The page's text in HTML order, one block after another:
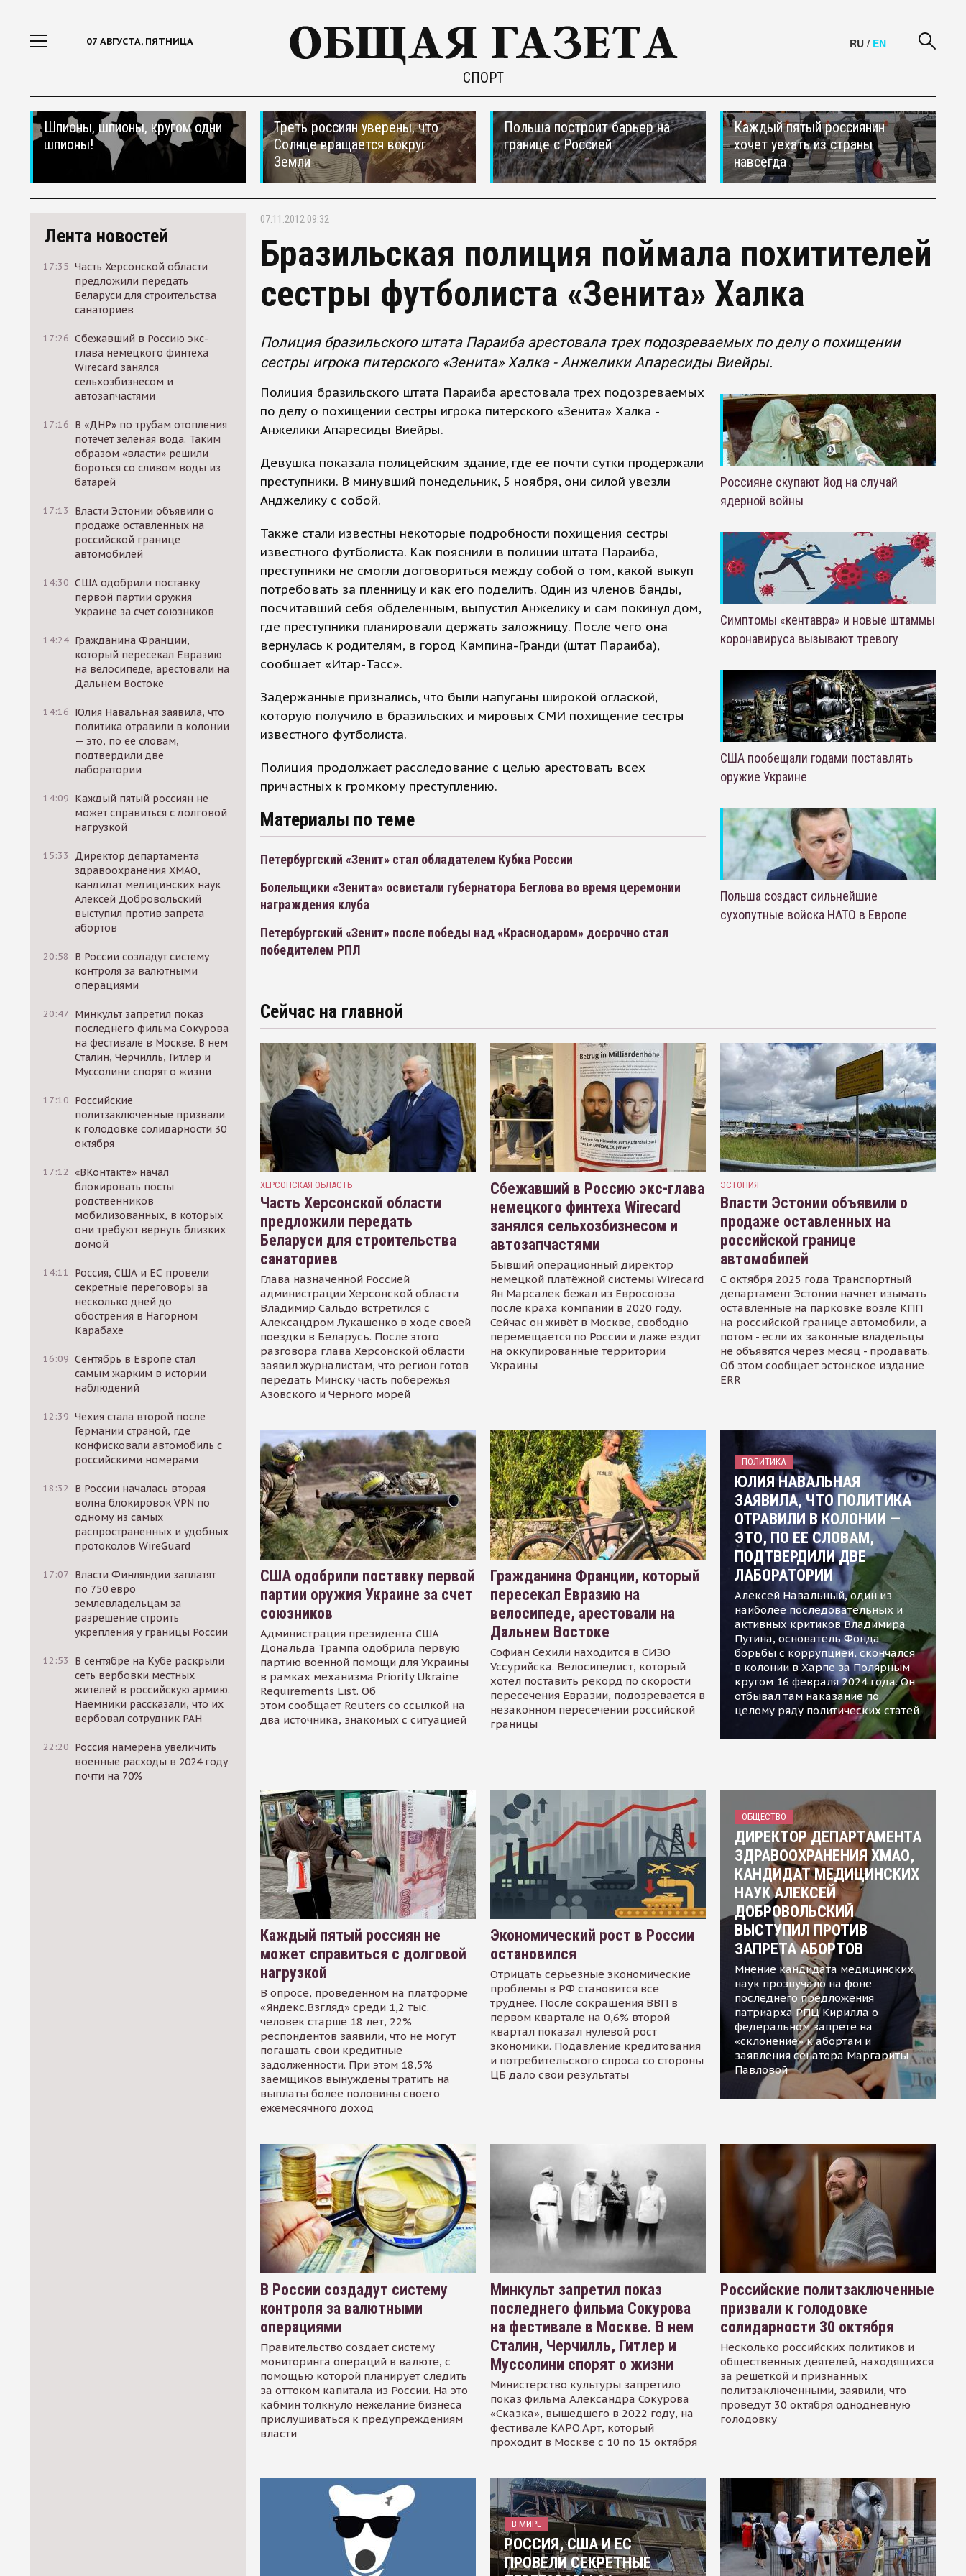
07 АВГУСТА, ПЯТНИЦА
СПОРТ
RU / EN
Шпионы, шпионы, кругом одни
шпионы!
Треть россиян уверены, что
Солнце вращается вокруг
Земли
Польша построит барьер на
границе с Россией
Каждый пятый россиянин
хочет уехать из страны
навсегда
Лента новостей
17:35 Часть Херсонской области
предложили передать
Беларуси для строительства
санаториев
17:26 Сбежавший в Россию экс-
глава немецкого финтеха
Wirecard занялся
сельхозбизнесом и
автозапчастями
17:16 В «ДНР» по трубам отопления
потечет зеленая вода. Таким
образом «власти» решили
бороться со сливом воды из
батарей
17:13
Власти Эстонии объявили о
продаже оставленных на
российской границе
автомобилей
14:30 США одобрили поставку
первой партии оружия
Украине за счет союзников
14:24 Гражданина Франции,
который пересекал Евразию
на велосипеде, арестовали на
Дальнем Востоке
14:16 Юлия Навальная заявила, что
политика отравили в колонии
— это, по ее словам,
подтвердили две
лаборатории
14:09 Каждый пятый россиян не
может справиться с долговой
нагрузкой
15:33
Директор департамента
здравоохранения ХМАО,
кандидат медицинских наук
Алексей Добровольский
выступил против запрета
абортов
20:58
В России создадут систему
контроля за валютными
операциями
20:47 Минкульт запретил показ
последнего фильма Сокурова
на фестивале в Москве. В нем
Сталин, Черчилль, Гитлер и
Муссолини спорят о жизни
17:10 Российские
политзаключенные призвали
к голодовке солидарности 30
октября
17:12 «ВКонтакте» начал
блокировать посты
родственников
мобилизованных, в которых
они требуют вернуть близких
домой
14:11
Россия, США и ЕС провели
секретные переговоры за
несколько дней до
обострения в Нагорном
Карабахе
16:09 Сентябрь в Европе стал
самым жарким в истории
наблюдений
12:39 Чехия стала второй после
Германии страной, где
конфисковали автомобиль с
российскими номерами
18:32
В России началась вторая
волна блокировок VPN по
одному из самых
распространенных и удобных
протоколов WireGuard
17:07 Власти Финляндии заплатят
по 750 евро
землевладельцам за
разрешение строить
укрепления у границы России
12:53
В сентябре на Кубе раскрыли
сеть вербовки местных
жителей в российскую армию.
Наемники рассказали, что их
вербовал сотрудник РАН
22:20 Россия намерена увеличить
военные расходы в 2024 году
почти на 70%
07.11.2012 09:32
Бразильская полиция поймала похитителей
сестры футболиста «Зенита» Халка
Полиция бразильского штата Параиба арестовала трех подозреваемых по делу о похищении
сестры игрока питерского «Зенита» Халка - Анжелики Апаресиды Виейры.
Полиция бразильского штата Параиба арестовала трех подозреваемых
по делу о похищении сестры игрока питерского «Зенита» Халка -
Анжелики Апаресиды Виейры.
Девушка показала полицейским здание, где ее почти сутки продержали
преступники. В минувший понедельник, 5 ноября, они силой увезли
Анджелику с собой.
Также стали известны некоторые подробности похищения сестры
известного футболиста. Как пояснили в полиции штата Параиба,
преступники не смогли договориться между собой о том, какой выкуп
потребовать за пленницу и как его поделить. Один из членов банды,
посчитавший себя обделенным, выпустил Анжелику и сам покинул дом,
где преступники планировали держать заложницу. После чего она
вернулась к родителям, в город Кампина-Гранди (штат Параиба),
сообщает «Итар-Тасс».
Задержанные признались, что были напуганы широкой оглаской,
которую получило в бразильских и мировых СМИ похищение сестры
известного футболиста.
Полиция продолжает расследование с целью арестовать всех
причастных к громкому преступлению.
Материалы по теме
Петербургский «Зенит» стал обладателем Кубка России
Болельщики «Зенита» освистали губернатора Беглова во время церемонии
награждения клуба
Петербургский «Зенит» после победы над «Краснодаром» досрочно стал
победителем РПЛ
Россияне скупают йод на случай
ядерной войны
Симптомы «кентавра» и новые штаммы
коронавируса вызывают тревогу
США пообещали годами поставлять
оружие Украине
Польша создаст сильнейшие
сухопутные войска НАТО в Европе
Сейчас на главной
ХЕРСОНСКАЯ ОБЛАСТЬ
Часть Херсонской области
предложили передать
Беларуси для строительства
санаториев
Глава назначенной Россией
администрации Херсонской области
Владимир Сальдо встретился с
Александром Лукашенко в ходе своей
поездки в Беларусь. После этого
разговора глава Херсонской области
заявил журналистам, что регион готов
передать Минску часть побережья
Азовского и Черного морей
Сбежавший в Россию экс-глава
немецкого финтеха Wirecard
занялся сельхозбизнесом и
автозапчастями
Бывший операционный директор
немецкой платёжной системы Wirecard
Ян Марсалек бежал из Евросоюза
после краха компании в 2020 году.
Сейчас он живёт в Москве, свободно
перемещается по России и даже ездит
на оккупированные территории
Украины
ЭСТОНИЯ
Власти Эстонии объявили о
продаже оставленных на
российской границе
автомобилей
С октября 2025 года Транспортный
департамент Эстонии начнет изымать
оставленные на парковке возле КПП
на российской границе автомобили, а
потом - если их законные владельцы
не объявятся через месяц - продавать.
Об этом сообщает эстонское издание
ERR
США одобрили поставку первой
партии оружия Украине за счет
союзников
Администрация президента США
Дональда Трампа одобрила первую
партию военной помощи для Украины
в рамках механизма Priority Ukraine
Requirements List. Об
этом сообщает Reuters со ссылкой на
два источника, знакомых с ситуацией
Гражданина Франции, который
пересекал Евразию на
велосипеде, арестовали на
Дальнем Востоке
Софиан Сехили находится в СИЗО
Уссурийска. Велосипедист, который
хотел поставить рекорд по скорости
пересечения Евразии, подозревается в
незаконном пересечении российской
границы
ПОЛИТИКА
ЮЛИЯ НАВАЛЬНАЯ
ЗАЯВИЛА, ЧТО ПОЛИТИКА
ОТРАВИЛИ В КОЛОНИИ —
ЭТО, ПО ЕЕ СЛОВАМ,
ПОДТВЕРДИЛИ ДВЕ
ЛАБОРАТОРИИ
Алексей Навальный, один из
наиболее последовательных и
активных критиков Владимира
Путина, основатель Фонда
борьбы с коррупцией, скончался
в колонии в Харпе за Полярным
кругом 16 февраля 2024 года. Он
отбывал там наказание по
целому ряду политических статей
Каждый пятый россиян не
может справиться с долговой
нагрузкой
В опросе, проведенном на платформе
«Яндекс.Взгляд» среди 1,2 тыс.
человек старше 18 лет, 22%
респондентов заявили, что не могут
погашать свои кредитные
задолженности. При этом 18,5%
заемщиков вынуждены тратить на
выплаты более половины своего
ежемесячного доход
Экономический рост в России
остановился
Отрицать серьезные экономические
проблемы в РФ становится все
труднее. После сокращения ВВП в
первом квартале на 0,6% второй
квартал показал нулевой рост
экономики. Подавление кредитования
и потребительского спроса со стороны
ЦБ дало свои результаты
ОБЩЕСТВО
ДИРЕКТОР ДЕПАРТАМЕНТА
ЗДРАВООХРАНЕНИЯ ХМАО,
КАНДИДАТ МЕДИЦИНСКИХ
НАУК АЛЕКСЕЙ
ДОБРОВОЛЬСКИЙ
ВЫСТУПИЛ ПРОТИВ
ЗАПРЕТА АБОРТОВ
Мнение кандидата медицинских
наук прозвучало на фоне
последнего предложения
патриарха РПЦ Кирилла о
федеральном запрете на
«склонение» к абортам и
заявления сенатора Маргариты
Павловой
В России создадут систему
контроля за валютными
операциями
Правительство создает систему
мониторинга операций в валюте, с
помощью которой планирует следить
за оттоком капитала из России. На это
кабмин толкнуло нежелание бизнеса
прислушиваться к предупреждениям
власти
Минкульт запретил показ
последнего фильма Сокурова
на фестивале в Москве. В нем
Сталин, Черчилль, Гитлер и
Муссолини спорят о жизни
Министерство культуры запретило
показ фильма Александра Сокурова
«Сказка», вышедшего в 2022 году, на
фестивале КАРО.Арт, который
проходит в Москве с 10 по 15 октября
Российские политзаключенные
призвали к голодовке
солидарности 30 октября
Несколько российских политиков и
общественных деятелей, находящихся
за решеткой и признанных
политзаключенными, заявили, что
проведут 30 октября однодневную
голодовку
В МИРЕ
РОССИЯ, США И ЕС
ПРОВЕЛИ СЕКРЕТНЫЕ